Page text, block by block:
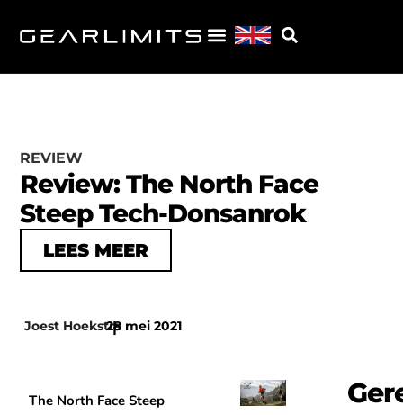
REVIEW
Review: The North Face
Steep Tech-Donsanrok
LEES MEER
Joest Hoekstra
|
28 mei 2021
The North Face Steep